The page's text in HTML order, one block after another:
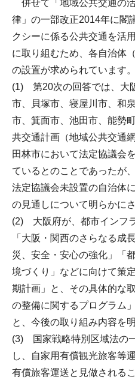
併せて「地域公共交通の
律」の一部改正2014年に閣
クシーに係る公共交通を活
に取り組むため、各自治体
の設置が求められています。
(1) 第20次の回答では、大
市、貝塚市、寝屋川市、和
市、箕面市、池田市、能勢
共交通計画（地域公共交通
田林市において法定協議会
ているとのことであったが
法定協議会未設置の自治体
の見通しについて明らかにさ
(2) 大阪府が、都市インフ
「大阪・関西のさらなる成
災、安全・安心の強化」「
境づくり」などに向けて策
期計画」と、その具体的な
の整備に関するプログラム
と、今後の取り組み内容を
(3) 国家戦略特別区域法の
し、自家用有償観光旅客等
有償旅客運送と見做される